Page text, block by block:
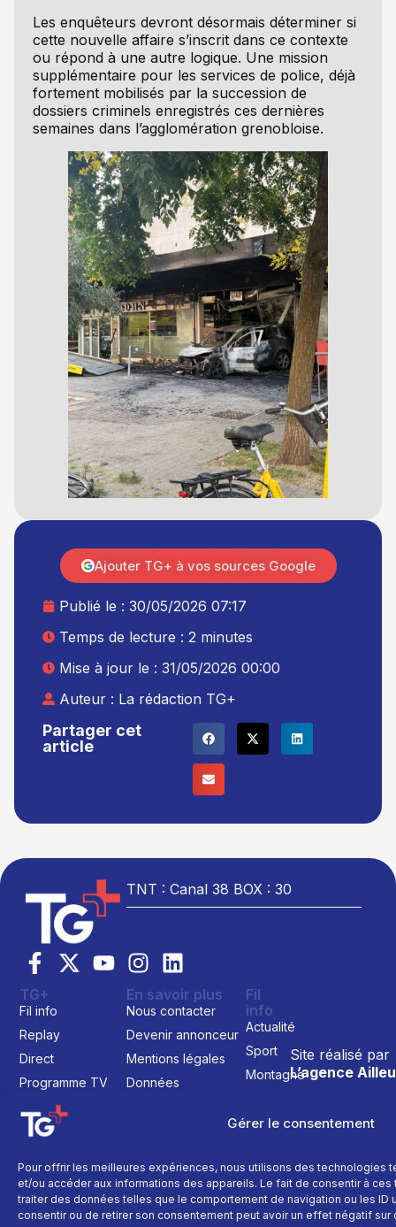
Gérer le consentement
Pour offrir les meilleures expériences, nous utilisons des technologies
et/ou accéder aux informations des appareils. Le fait de consentir à
traiter des données telles que le comportement de navigation ou les ID
consentir ou de retirer son consentement peut avoir un effet négatif
Les enquêteurs devront désormais déterminer si
cette nouvelle affaire s’inscrit dans ce contexte
ou répond à une autre logique. Une mission
supplémentaire pour les services de police, déjà
fortement mobilisés par la succession de
dossiers criminels enregistrés ces dernières
semaines dans l’agglomération grenobloise.
Partager cet
article
Publié le : 30/05/2026 07:17
Temps de lecture : 2 minutes
Mise à jour le : 31/05/2026 00:00
Auteur : La rédaction TG+
Ajouter TG+ à vos sources Google
TNT : Canal 38 BOX : 30
Site réalisé par
L’agence
TG+
Fil info
Replay
Direct
Programme TV
La chaine
Le média
En savoir plus
Nous contacter
Devenir annonceur
Mentions légales
Données
Fil
info
Actualité
Sport
Montagne
Faits
Événements
Économie
Politique